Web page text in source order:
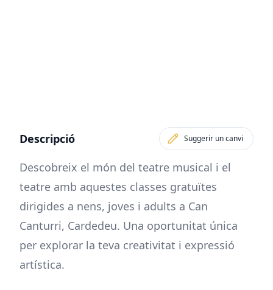
Descripció Suggerir un canvi
Descobreix el món del teatre musical i el
teatre amb aquestes classes gratuïtes
dirigides a nens, joves i adults a Can
Canturri, Cardedeu. Una oportunitat única
per explorar la teva creativitat i expressió
artística.